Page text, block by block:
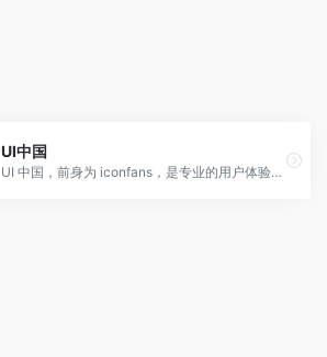
UI中国
UI 中国，前身为 iconfans，是专业的用户体验设计平 台。会员均为职业 UI 设计师，覆盖全国互联网公司。我们将打造中国最专 业的 UI 设计交流平台，为 UI 设计师做最好的职业生涯一站式服务，提高 UI 设计乃至互联网设计的行业价值!